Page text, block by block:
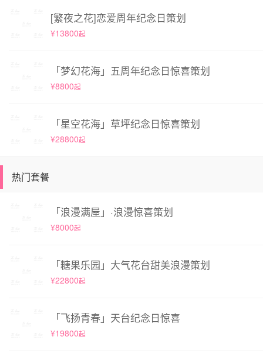
[繁夜之花]恋爱周年纪念日策划
¥13800起
「梦幻花海」五周年纪念日惊喜策划
¥8800起
「星空花海」草坪纪念日惊喜策划
¥28800起
热门套餐
「浪漫满屋」·浪漫惊喜策划
¥8000起
「糖果乐园」大气花台甜美浪漫策划
¥22800起
「飞扬青春」天台纪念日惊喜
¥19800起